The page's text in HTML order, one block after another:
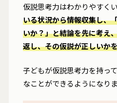
仮説思考力はわかりやすくい
いる状況から情報収集し、
いか？」と結論を先に考え
返し、その仮説が正しいか
子どもが仮説思考力を持っ
なことができるようになりま